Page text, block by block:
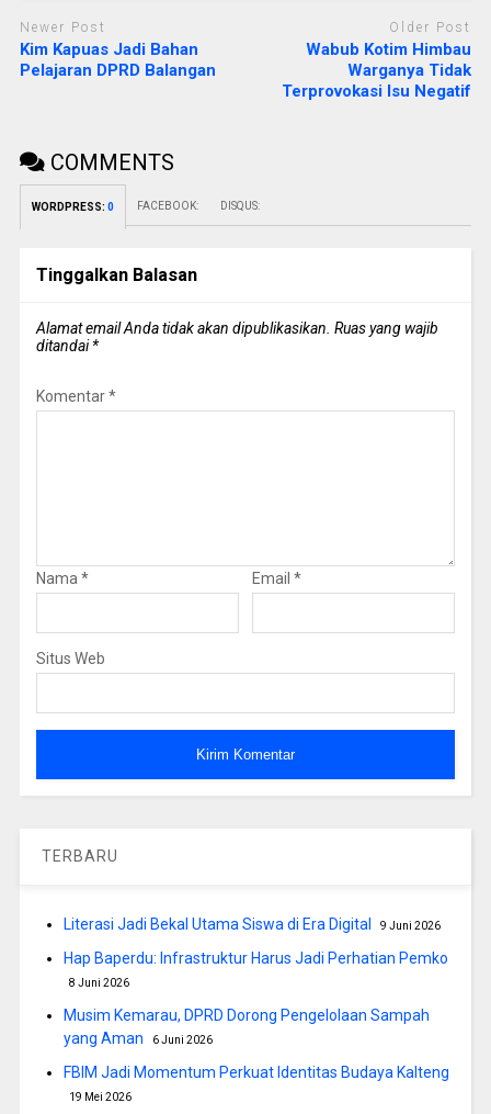
Newer Post
Kim Kapuas Jadi Bahan
Pelajaran DPRD Balangan
Older Post
Wabub Kotim Himbau
Warganya Tidak
Terprovokasi Isu Negatif
COMMENTS
WORDPRESS: 0 FACEBOOK: DISQUS:
Tinggalkan Balasan
Alamat email Anda tidak akan dipublikasikan. Ruas yang wajib
ditandai*
Komentar*
Nama * Email *
Situs Web
TERBARU
Literasi Jadi Bekal Utama Siswa di Era Digital 9 Juni 2026
Hap Baperdu: Infrastruktur Harus Jadi Perhatian Pemko
8 Juni 2026
Musim Kemarau, DPRD Dorong Pengelolaan Sampah
yang Aman
6 Juni 2026
FBIM Jadi Momentum Perkuat Identitas Budaya Kalteng
19 Mei 2026